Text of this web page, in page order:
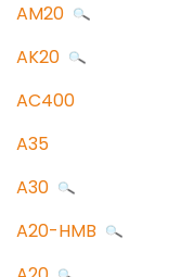
AM20
AK20
AC400
A35
A30
A20-HMB